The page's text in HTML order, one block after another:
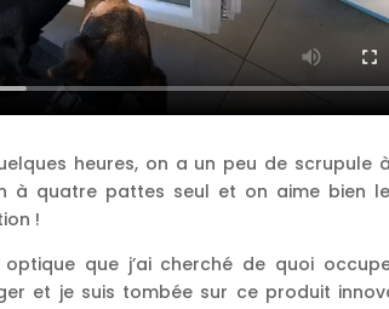
heures, on a un peu de scrupule
à quatre pattes seul et on aime bien
!
optique que j’ai cherché de quoi
et je suis tombée sur ce produit